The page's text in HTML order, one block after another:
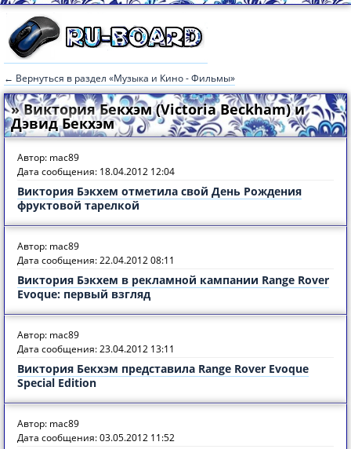
← Вернуться в раздел «Музыка и Кино - Фильмы»
» Виктория Бекхэм (Victoria Beckham) и
Дэвид Бекхэм
Автор: mac89
Дата сообщения: 18.04.2012 12:04
Виктория Бэкхем отметила свой День Рождения
фруктовой тарелкой
Автор: mac89
Дата сообщения: 22.04.2012 08:11
Виктория Бэкхем в рекламной кампании Range Rover
Evoque: первый взгляд
Автор: mac89
Дата сообщения: 23.04.2012 13:11
Виктория Бекхэм представила Range Rover Evoque
Special Edition
Автор: mac89
Дата сообщения: 03.05.2012 11:52